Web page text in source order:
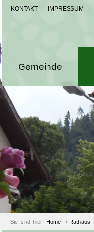
KONTAKT IMPRESSUM
Gemeinde
Sie sind hier: Home / Rathaus